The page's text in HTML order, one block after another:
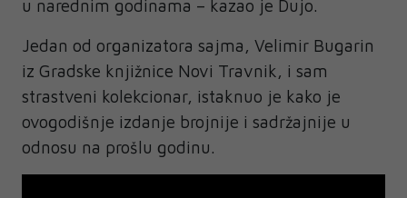
u narednim godinama – kazao je Dujo.
Jedan od organizatora sajma, Velimir Bugarin
iz Gradske knjižnice Novi Travnik, i sam
strastveni kolekcionar, istaknuo je kako je
ovogodišnje izdanje brojnije i sadržajnije u
odnosu na prošlu godinu.